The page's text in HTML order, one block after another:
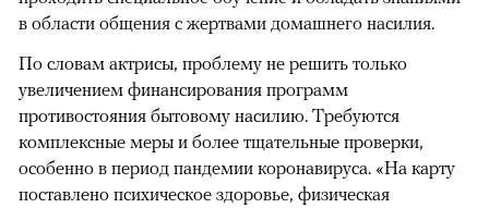
в области общения с жертвами домашнего насилия.
По словам актрисы, проблему не решить только
увеличением финансирования программ
противостояния бытовому насилию. Требуются
комплексные меры и более тщательные проверки,
особенно в период пандемии коронавируса. «На карту
поставлено психическое здоровье, физическая